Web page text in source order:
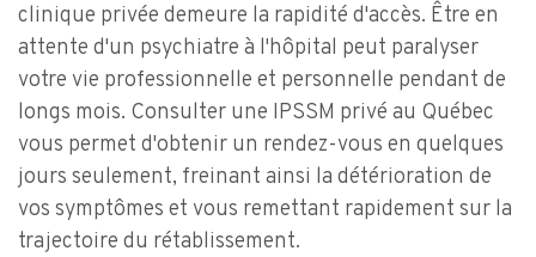
clinique privée demeure la rapidité d'accès. Être en
attente d'un psychiatre à l'hôpital peut paralyser
votre vie professionnelle et personnelle pendant de
longs mois. Consulter une IPSSM privé au Québec
vous permet d'obtenir un rendez-vous en quelques
jours seulement, freinant ainsi la détérioration de
vos symptômes et vous remettant rapidement sur la
trajectoire du rétablissement.